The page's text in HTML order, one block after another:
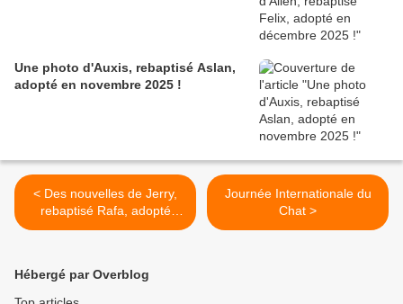
Une photo d'Auxis, rebaptisé Aslan,
adopté en novembre 2025 !
< Des nouvelles de Jerry,
rebaptisé Rafa, adopté
"adulte" en novembre 2021
Journée Internationale du
Chat >
Hébergé par Overblog